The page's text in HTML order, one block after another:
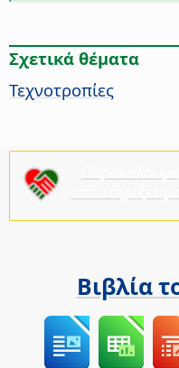
Σχετικά θέματα
Τεχνοτροπίες
Βιβλία